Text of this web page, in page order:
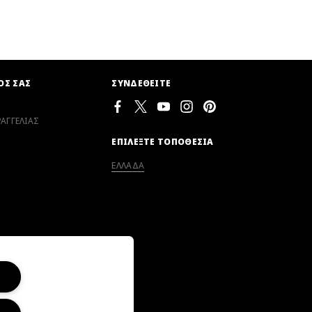
ΣΑΣ
ΣΥΝΔΕΘΕΙΤΕ
ΕΠΙΛΕΞΤΕ ΤΟΠΟΘΕΣΙΑ
ΕΛΛΑΔΑ